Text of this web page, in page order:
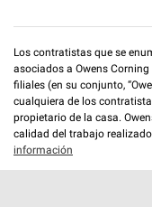
Los contratistas que se
asociados a Owens
filiales (en su conjunto,
cualquiera de los
propietario de la casa.
calidad del trabajo
información